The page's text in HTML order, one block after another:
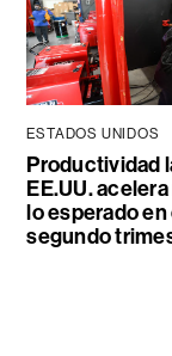
ESTADOS UNIDOS
Productividad
EE.UU.
lo esperado en
segundo